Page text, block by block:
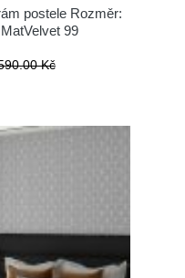
postele Rozměr:
99
Kč